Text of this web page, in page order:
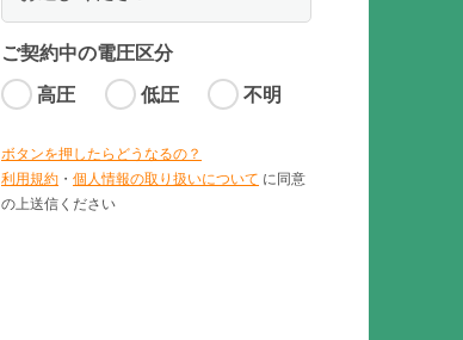
ご契約中の電圧区分
高圧 低圧 不明
ボタンを押したらどうなるの？
利用規約 ・ 個人情報の取り扱いについて に同意
の上送信ください